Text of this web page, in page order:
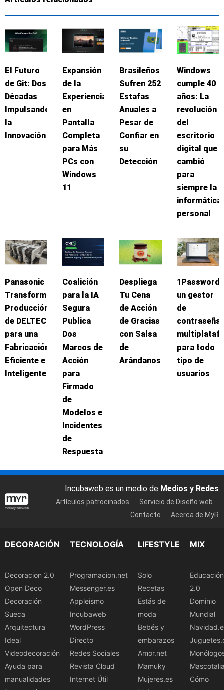
El Futuro
de Git: Dos
Décadas
Impulsando
la
Innovación
Expansión
de la
Experiencia
en
Pantalla
Completa
para Más
PCs con
Windows
11
Brasileños
Sufren 252
Estafas
Anuales a
Pesar de
Confiar en
su
Detección
Windows
cumple 40
años: La
revolución
del
escritorio
digital que
cambió
para
siempre la
informática
personal
Panasonic
Transforma
Producción
de DELTEC
para una
Fabricación
Eficiente e
Inteligente
Coalición
para la IA
Segura
Publica
Dos
Marcos de
Acción
para
Firmado
de
Modelos e
Incidentes
de
Respuesta
Despliega
Tu Cena
de Acción
de Gracias
con Salsa
de
Arándanos
1Password:
un gestor
de
para todo
tipo de
usuarios
Incubaweb es un medio de Medios y Redes
Artículos patrocinados
Servicio de Diseño web
Contacto
Acerca de MyR
DECORACIÓN
Decoracion 2.0
Open Deco
Decoración
Sueca
Arquitectura
Ideal
Videodecoración
Ayuda para
manualidades
TECNOLOGÍA
Programacion.net
Messenger.es
Appleismo
Incubaweb
WordPress
Directo
Redes Sociales
Revista Cloud
Internet Útil
LIFESTYLE
Solo
Recetas
Estás de
moda
Bebés y
embarazos
Amor.net
Mamuky
Mujeres.es
MIX
Educación
2.0
Dominio
Mundial
Cómo